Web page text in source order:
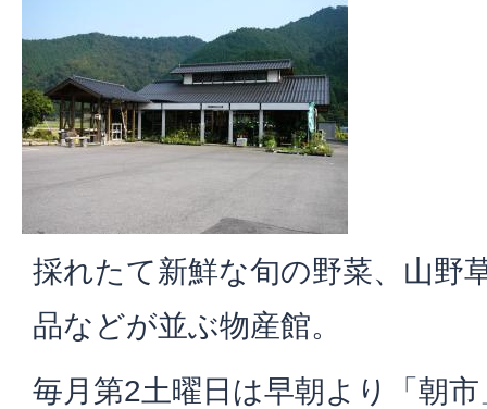
採れたて新鮮な旬の野菜、山野
品などが並ぶ物産館。
毎月第2土曜日は早朝より「朝